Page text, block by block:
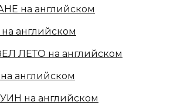
на английском
английском
ЛЕТО на английском
английском
на английском